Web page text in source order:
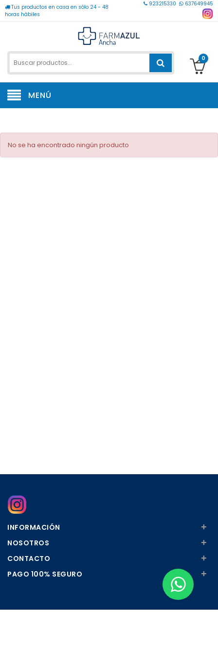
Tus productos en casa en sólo 24 - 48
horas hábiles
923215330 637649945
0
MENÚ
No se ha encontrado ningún producto
INFORMACIÓN +
NOSOTROS +
CONTACTO +
PAGO 100% SEGURO +